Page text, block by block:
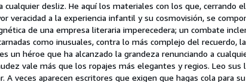
cualquier desliz. He aquí los materiales con los que, cerrando
veracidad a la experiencia infantil y su cosmovisión, se
de una empresa literaria imperecedera; un combate
como inusuales, contra lo más complejo del recuerdo,
un héroe que ha alcanzado la grandeza renunciando a
vale más que los ropajes más elegantes y regios. Leo sus
A veces aparecen escritores que exigen que hagas cola para